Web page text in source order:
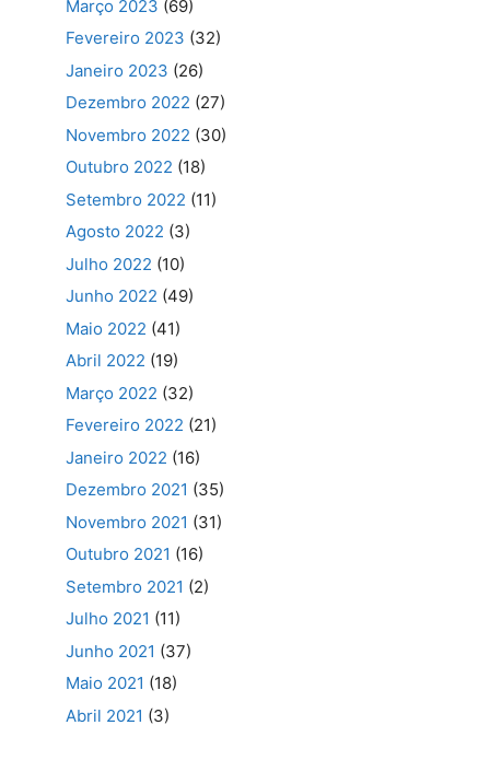
Março 2023 (69)
Fevereiro 2023 (32)
Janeiro 2023 (26)
Dezembro 2022 (27)
Novembro 2022 (30)
Outubro 2022 (18)
Setembro 2022 (11)
Agosto 2022 (3)
Julho 2022 (10)
Junho 2022 (49)
Maio 2022 (41)
Abril 2022 (19)
Março 2022 (32)
Fevereiro 2022 (21)
Janeiro 2022 (16)
Dezembro 2021 (35)
Novembro 2021 (31)
Outubro 2021 (16)
Setembro 2021 (2)
Julho 2021 (11)
Junho 2021 (37)
Maio 2021 (18)
Abril 2021 (3)